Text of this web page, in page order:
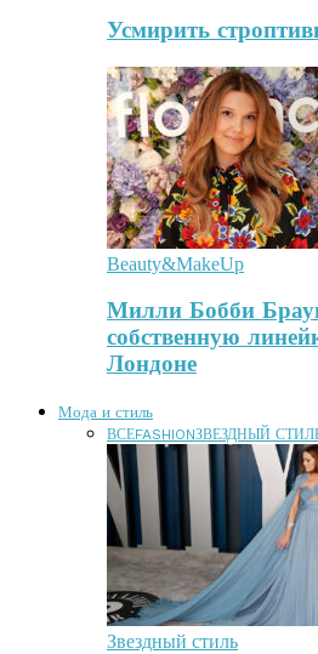
Усмирить
Beauty&MakeUp
Милли Бобби
собственную
Лондоне
Мода и стиль
ВСЕFASHIONЗВЕЗДНЫЙ
Звездный стиль